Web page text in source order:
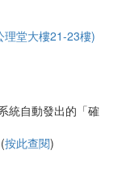
理堂大樓21-23樓)
統自動發出的「確
按此查閱)